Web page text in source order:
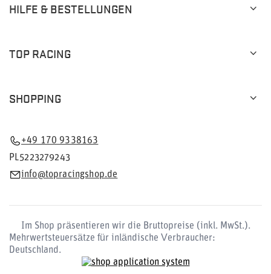
HILFE & BESTELLUNGEN
TOP RACING
SHOPPING
+49 170 9338163
PL5223279243
info@topracingshop.de
Im Shop präsentieren wir die Bruttopreise (inkl. MwSt.).
Mehrwertsteuersätze für inländische Verbraucher:
Deutschland.